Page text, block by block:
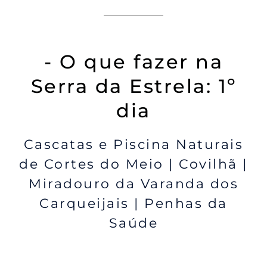
- O que fazer na
Serra da Estrela: 1º
dia
Cascatas e Piscina Naturais
de Cortes do Meio | Covilhã |
Miradouro da Varanda dos
Carqueijais | Penhas da
Saúde